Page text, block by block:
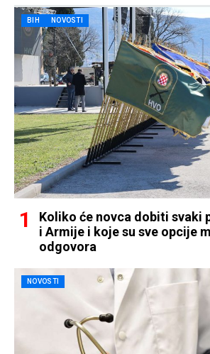
BIH NOVOSTI
Koliko će novca dobiti svaki
i Armije i koje su sve opcije
odgovora
NOVOSTI